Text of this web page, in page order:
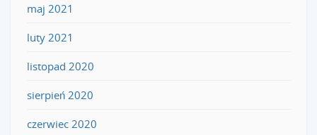
maj 2021
luty 2021
listopad 2020
sierpień 2020
czerwiec 2020